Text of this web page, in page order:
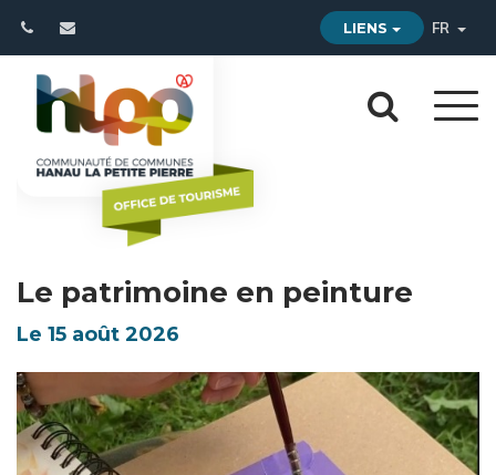
LIENS
FR
Aller
Aller
à
Le patrimoine en peinture
Le 15 août 2026